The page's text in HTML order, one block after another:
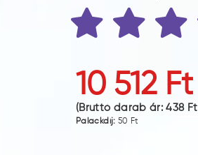
10 512 Ft
(Bruttó darab ár:438 Ft
Palackdíj: 50 Ft